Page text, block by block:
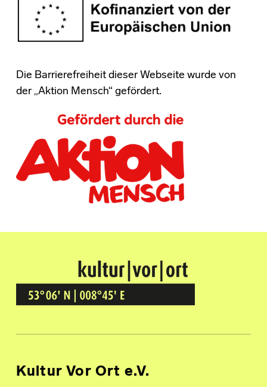
Die Barrierefreiheit dieser Webseite wurde von
der „Aktion Mensch“ gefördert.
Kultur Vor Ort
BREMEN GRÖPELINGEN
Kultur Vor Ort e.V.